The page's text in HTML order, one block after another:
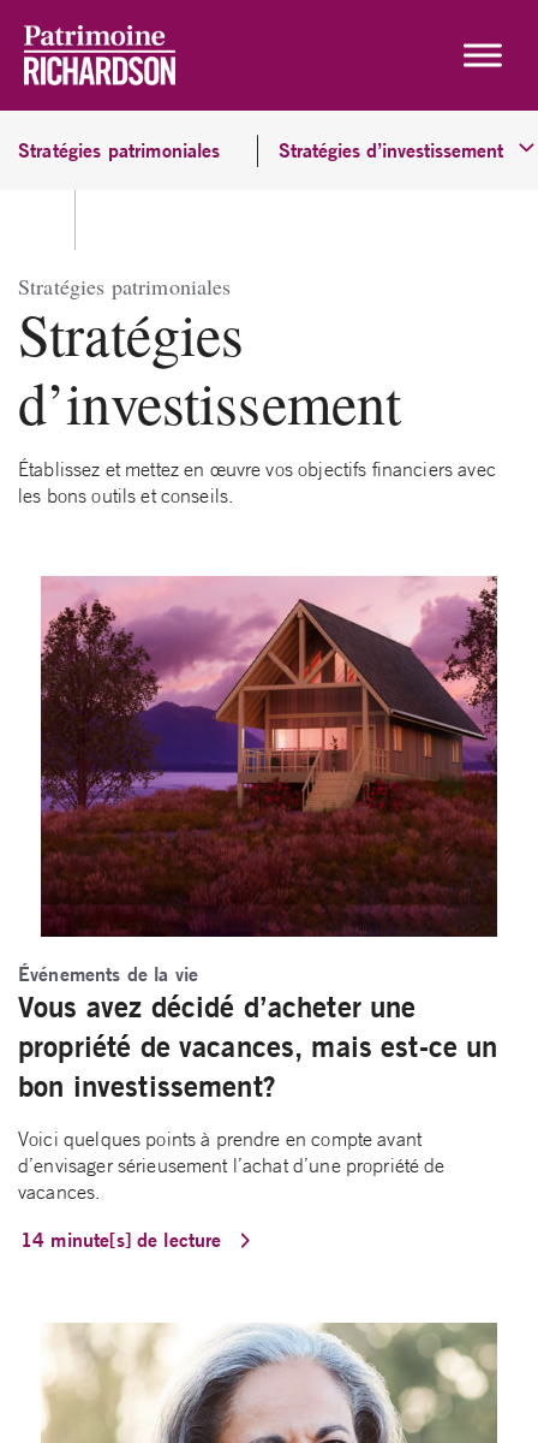
Stratégies patrimoniales Stratégies d’investissement
Stratégies patrimoniales
Stratégies
d’investissement
Établissez et mettez en œuvre vos objectifs financiers avec
les bons outils et conseils.
Événements de la vie
Vous avez décidé d’acheter une
propriété de vacances, mais est-ce un
bon investissement?
Voici quelques points à prendre en compte avant
d’envisager sérieusement l’achat d’une propriété de
vacances.
14 minute[s] de lecture